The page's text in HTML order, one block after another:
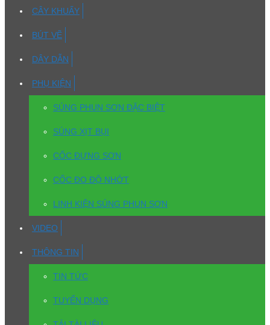
CÂY KHUẤY
BÚT VẼ
DÂY DẪN
PHỤ KIỆN
SÚNG PHUN SƠN ĐẶC BIỆT
SÚNG XỊT BỤI
CỐC ĐỰNG SƠN
CỐC ĐO ĐỘ NHỚT
LINH KIỆN SÚNG PHUN SƠN
VIDEO
THÔNG TIN
TIN TỨC
TUYỂN DỤNG